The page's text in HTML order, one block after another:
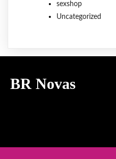
sexshop
Uncategorized
BR Novas